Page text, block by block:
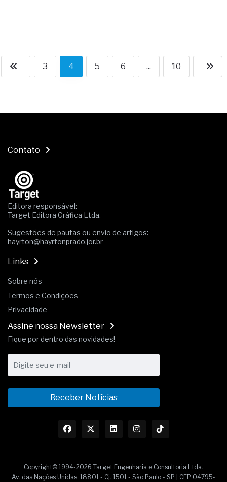
3 4 5 6 ... 10
Contato
Editora responsável:
Target Editora Gráfica Ltda.
Sugestões de pautas ou envio de artigos:
hayrton@hayrtonprado.jor.br
Links
Sobre nós
Termos e Condições
Privacidade
Assine nossa Newsletter
Fique por dentro das novidades!
Receber Notícias
Copyright© 1994-2026 Target Engenharia e Consultoria Ltda.
Av. das Nações Unidas, 18801 - Cj. 1501 - São Paulo - SP | CEP 04795-